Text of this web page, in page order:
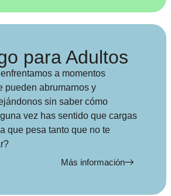
para Adultos
a momentos
pueden abrumarnos y
sin saber cómo
vez has sentido que cargas
que pesa tanto que no te
Más información